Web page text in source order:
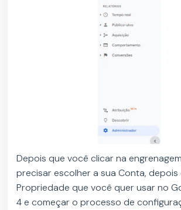
Depois que você clicar na
precisar escolher a sua Conta, depois
Propriedade que você quer usar no
4 e começar o processo de